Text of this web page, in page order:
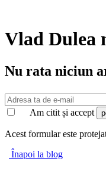
Vlad Dulea
Nu rata niciun
Am citit și accept
Acest formular este
Înapoi la blog